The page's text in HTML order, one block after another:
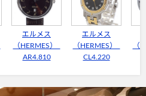
エルメス
（HERMES）
AR4.810
エルメス
（HERMES）
CL4.220
（